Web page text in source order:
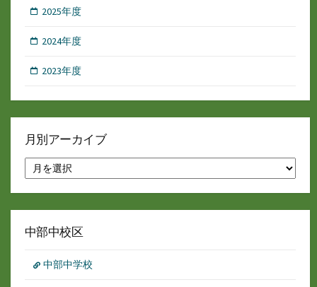
2025年度
2024年度
2023年度
月別アーカイブ
別
ア
イ
中部中校区
中部中学校